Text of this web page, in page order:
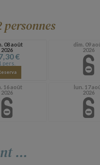
personnes
08 août
2026
€
pers.
dim. 09
2026
16 août
2026
lun. 17
2026
...